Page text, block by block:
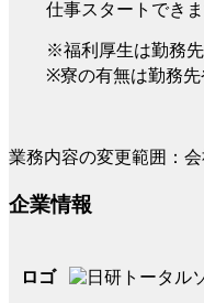
仕事スタートできま
※福利厚生は勤務先
※寮の有無は勤務先
業務内容の変更範囲：
企業情報
ロゴ